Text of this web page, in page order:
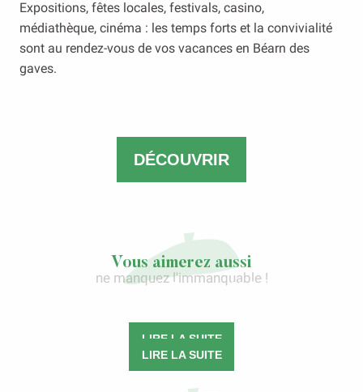
Expositions, fêtes locales, festivals, casino,
médiathèque, cinéma : les temps forts et la convivialité
sont au rendez-vous de vos vacances en Béarn des
gaves.
DÉCOUVRIR
Vous aimerez aussi
ne manquez l'immanquable !
La voie du Puy-en-Velay
LIRE LA SUITE
LIRE LA SUITE